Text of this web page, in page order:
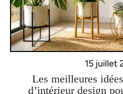
15 juillet
Les meilleures
d’intérieur design